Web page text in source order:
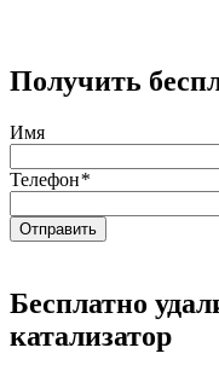
Получить
Имя
Телефон*
Бесплатно
катализатор